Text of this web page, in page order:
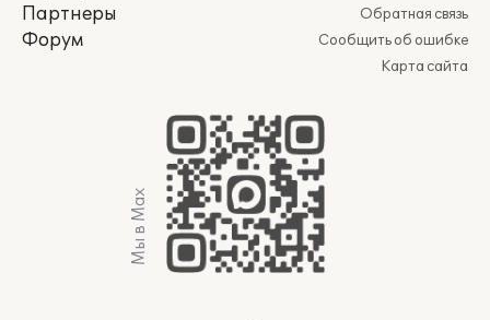
Партнеры
Форум
Обратная связь
Сообщить об ошибке
Карта сайта
Мы в Max